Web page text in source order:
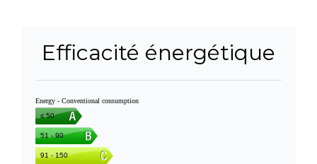
Efficacité énergétique